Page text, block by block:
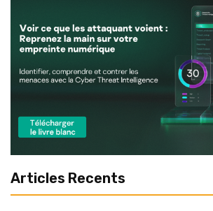
Articles Recents